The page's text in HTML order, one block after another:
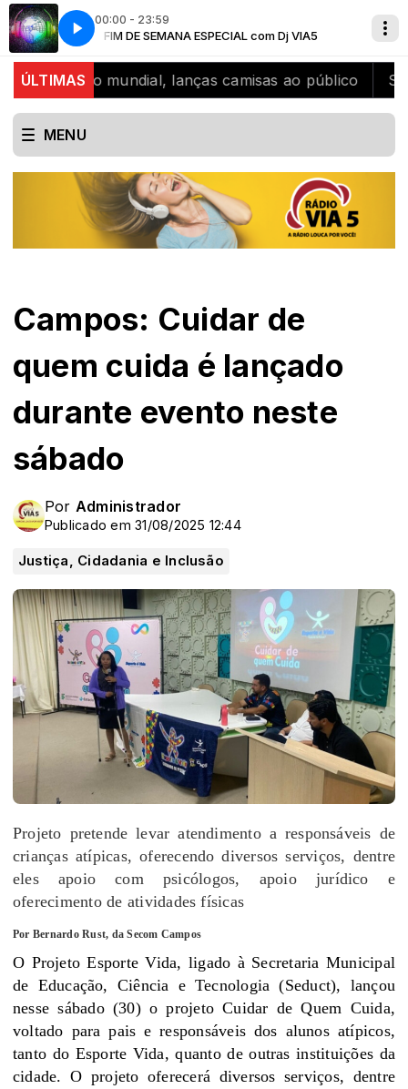
00:00 - 23:59
FIM DE SEMANA ESPECIAL com Dj VIA5
Dua Lipa - IDGAF Official Music Video
ÚLTIMASmundial, lanças camisas ao público SJB
MENU
Campos: Cuidar de
quem cuida é lançado
durante evento neste
sábado
Por Administrador
Publicado em 31/08/2025 12:44
Justiça, Cidadania e Inclusão
Projeto pretende levar atendimento a responsáveis de
crianças atípicas, oferecendo diversos serviços, dentre
eles apoio com psicólogos, apoio jurídico e
oferecimento de atividades físicas
Por Bernardo Rust, da Secom Campos
O Projeto Esporte Vida, ligado à Secretaria Municipal
de Educação, Ciência e Tecnologia (Seduct), lançou
nesse sábado (30) o projeto Cuidar de Quem Cuida,
voltado para pais e responsáveis dos alunos atípicos,
tanto do Esporte Vida, quanto de outras instituições da
cidade. O projeto oferecerá diversos serviços, dentre